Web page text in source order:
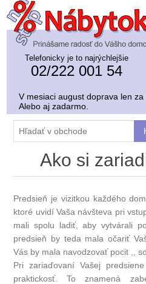
Telefonicky je to najrýchlejšie
02/222 001 54
V mesiaci august doprava len za
Alebo aj zadarmo.
Ako si
Predsieň je vizitkou každého
ktoré uvidí Vaša návšteva pri
mali spolu ladiť, aby vytvárali
predsieň by teda mala očariť
Vás by mala navodzovať pocit ,,
Pri zariaďovaní Vašej
praktickosť. To znamená